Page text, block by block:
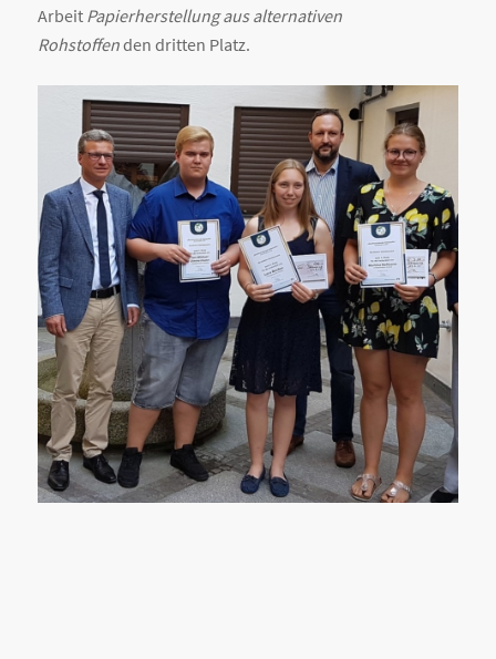
Arbeit Papierherstellung aus alternativen
Rohstoffenden dritten Platz.